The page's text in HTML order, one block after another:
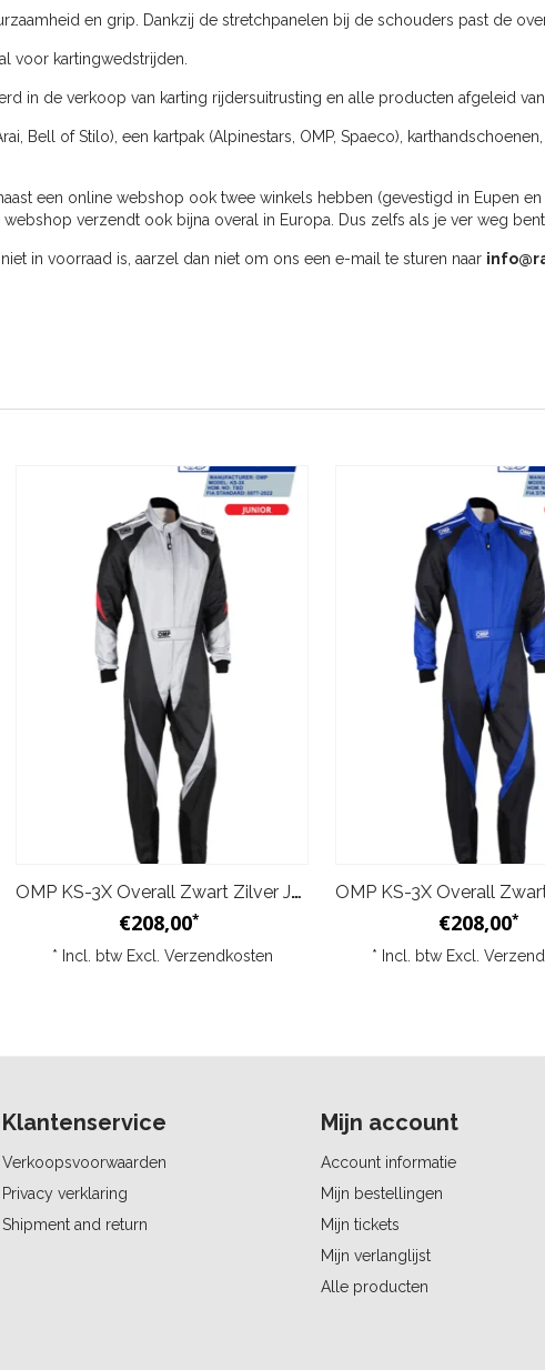
en grip. Dankzij de stretchpanelen bij de schouders past de
voor kartingwedstrijden.
in de verkoop van karting rijdersuitrusting en alle producten afgeleid van
Bell of Stilo), een kartpak (Alpinestars, OMP, Spaeco),
een online webshop ook twee winkels hebben (gevestigd in Eupen
verzendt ook bijna overal in Europa. Dus zelfs als je ver weg
in voorraad is, aarzel dan niet om ons een e-mail te sturen naar
OMP KS-3X Overall Zwart Zilver Junior
€208,00*
* Incl. btw Excl. Verzendkosten
€208,00*
* Incl. btw Excl.
Klantenservice
Verkoopsvoorwaarden
Privacy verklaring
Shipment and return
Mijn account
Account informatie
Mijn bestellingen
Mijn tickets
Mijn verlanglijst
Alle producten